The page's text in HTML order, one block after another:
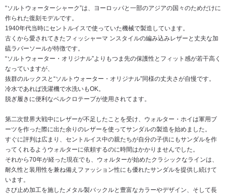
“ソルトウォーターシャーク”は、ヨーロッパと一部のアジアの国々のためだけに
作られた復刻モデルです。
1940年代当時にセントルイスで使っていた機械で製造しています。
古くから愛されてきたフィッシャーマ ンスタイルの編み込みレザーと丈夫な加
硫ラバーソールが特徴です。
“ソルトウォーター・オリジナル”よりもつま先の保護性とフィット感が若干高く
なっていますが、
抜群のルックスと“ソルトウォーター・オリジナル”同様の丈夫さが自慢です。
冷水であれば洗濯機で水洗いもOK。
脱ぎ履きに便利なベルクロテープが使用されてます。
第二次世界大戦中にレザーが不足したことを受け、ウォルター・ホイは軍用ブ
ーツを作った際に出た余りのレザーを使ってサンダルの製造を始めました。
すぐに評判は広まり、セントルイス中の親たちが自分の子供にもサンダルを作
ってくれるようウォルターに依頼するのに時間はかかりませんでした。
それから70年が経った現在でも、ウォルターが始めたクラシックなラインは、
耐久性と装用性を兼ね備えファッション性にも優れたサンダルを提供し続けて
います。
さび止め加工を施したメタル製バックルと豊富なカラーやデザイン、そして長